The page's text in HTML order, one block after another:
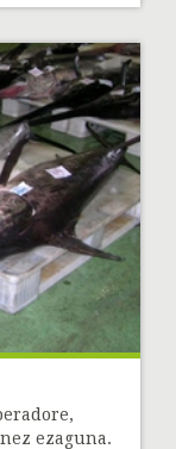
ezaguna.